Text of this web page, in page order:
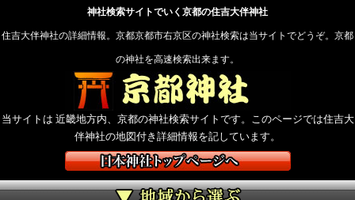
神社検索サイトでいく京都の住吉大伴神社
住吉大伴神社の詳細情報。京都京都市右京区の神社検索は当サイトでどうぞ。京都
の神社を高速検索出来ます。
当サイトは 近畿地方内、京都の神社検索サイトです。このページでは住吉大
伴神社の地図付き詳細情報を記しています。